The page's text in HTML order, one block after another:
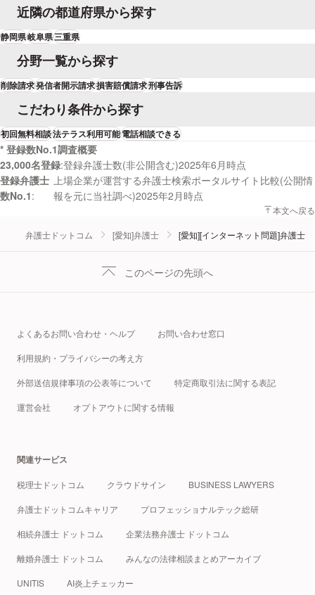
近隣の都道府県から探す
静岡県岐阜県三重県
分野一覧から探す
削除請求発信者開示請求損害賠償請求刑事告訴
こだわり条件から探す
初回無料相談法テラス利用可能電話相談できる
* 登録数No.1調査概要
23,000名登録 登録弁護士数(非公開含む)2025年6月時点
登録弁護士
数No.1
上場企業が運営する弁護士検索ポータルサイト比較(公開情
報を元に当社調べ)2025年2月時点
本文へ戻る
弁護士ドットコム [愛知]弁護士 [愛知][インターネット問題]弁護士
このページの先頭へ
よくあるお問い合わせ・ヘルプ お問い合わせ窓口
利用規約・プライバシーの考え方
外部送信規律事項の公表等について 特定商取引法に関する表記
運営会社 オプトアウトに関する情報
関連サービス
税理士ドットコム クラウドサイン BUSINESS LAWYERS
弁護士ドットコムキャリア プロフェッショナルテック総研
相続弁護士 ドットコム 企業法務弁護士 ドットコム
離婚弁護士 ドットコム みんなの法律相談まとめアーカイブ
UNITIS AI炎上チェッカー